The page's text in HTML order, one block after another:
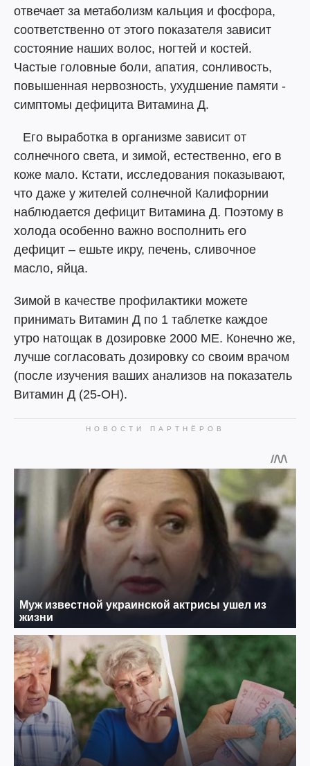
отвечает за метаболизм кальция и фосфора,
соответственно от этого показателя зависит
состояние наших волос, ногтей и костей.
Частые головные боли, апатия, сонливость,
повышенная нервозность, ухудшение памяти -
симптомы дефицита Витамина Д.
⠀Его выработка в организме зависит от
солнечного света, и зимой, естественно, его в
коже мало. Кстати, исследования показывают,
что даже у жителей солнечной Калифорнии
наблюдается дефицит Витамина Д. Поэтому в
холода особенно важно восполнить его
дефицит – ешьте икру, печень, сливочное
масло, яйца.
Зимой в качестве профилактики можете
принимать Витамин Д по 1 таблетке каждое
утро натощак в дозировке 2000 МЕ. Конечно же,
лучше согласовать дозировку со своим врачом
(после изучения ваших анализов на показатель
Витамин Д (25-OH).